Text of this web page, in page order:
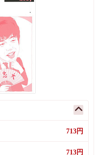
713円
713円